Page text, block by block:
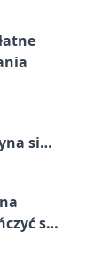
się
się